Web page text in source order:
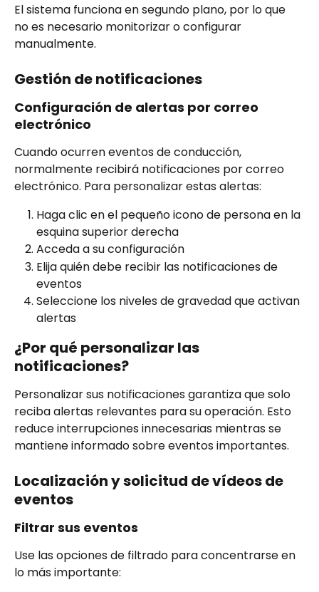
El sistema funciona en segundo plano, por lo que
no es necesario monitorizar o configurar
manualmente.
Gestión de notificaciones
Configuración de alertas por correo
electrónico
Cuando ocurren eventos de conducción,
normalmente recibirá notificaciones por correo
electrónico. Para personalizar estas alertas:
Haga clic en el pequeño icono de persona en la
esquina superior derecha
Acceda a su configuración
Elija quién debe recibir las notificaciones de
eventos
Seleccione los niveles de gravedad que activan
alertas
¿Por qué personalizar las
notificaciones?
Personalizar sus notificaciones garantiza que solo
reciba alertas relevantes para su operación. Esto
reduce interrupciones innecesarias mientras se
mantiene informado sobre eventos importantes.
Localización y solicitud de vídeos de
eventos
Filtrar sus eventos
Use las opciones de filtrado para concentrarse en
lo más importante: